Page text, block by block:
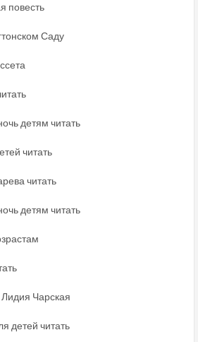
повесть
Саду
детям читать
читать
читать
детям читать
Чарская
детей читать